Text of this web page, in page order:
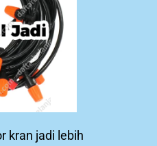
kran jadi lebih